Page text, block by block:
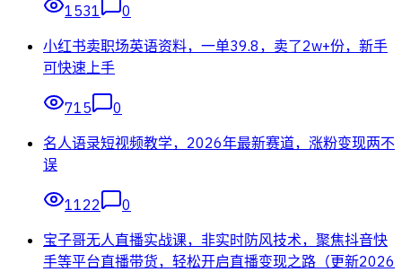
1531
0
小红书卖职场英语资料，一单39.8，卖了2w+份，新手
可快速上手
715
0
名人语录短视频教学，2026年最新赛道，涨粉变现两不
误
1122
0
宝子哥无人直播实战课，非实时防风技术，聚焦抖音快
手等平台直播带货，轻松开启直播变现之路（更新2026